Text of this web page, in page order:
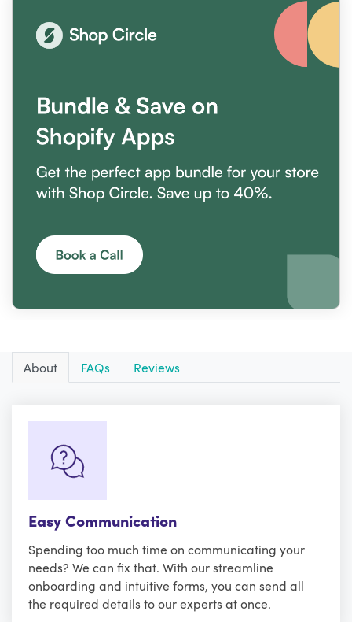
About FAQs Reviews
Easy Communication
Spending too much time on communicating your
needs? We can fix that. With our streamline
onboarding and intuitive forms, you can send all
the required details to our experts at once.